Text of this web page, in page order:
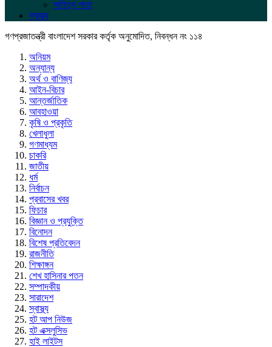
সাহিত্য পাতা
স্বাস্থ্য
গণপ্রজাতন্ত্রী বাংলাদেশ সরকার কর্তৃক অনুমোদিত, নিবন্ধন নং ১১৪
অনিয়ম
অন্যান্য
অর্থ ও বাণিজ্য
আইন-বিচার
আন্তর্জাতিক
আবহাওয়া
কৃষি ও প্রকৃতি
খেলাধুলা
গণমাধ্যম
চাকরি
জাতীয়
ধর্ম
নির্বাচন
প্রবাসের খবর
ফিচার
বিজ্ঞান ও প্রযুক্তি
বিনোদন
বিশেষ প্রতিবেদন
রাজনীতি
শিক্ষাঙ্গন
শেখ হাসিনার পতন
সম্পাদকীয়
সারাদেশ
স্বাস্থ্য
হট আপ নিউজ
হট এক্সলুসিভ
হাই লাইটস